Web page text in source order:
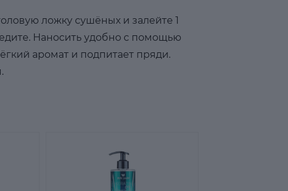
ложку сушёных и залейте 1
Наносить удобно с помощью
аромат и подпитает пряди.